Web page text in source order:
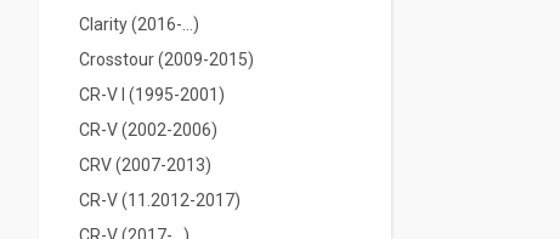
Clarity (2016-…)
Crosstour (2009-2015)
CR-V I (1995-2001)
CR-V (2002-2006)
CRV (2007-2013)
CR-V (11.2012-2017)